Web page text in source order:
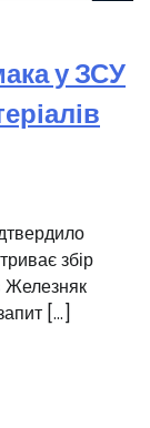
у ЗСУ
збір
Железняк
[…]